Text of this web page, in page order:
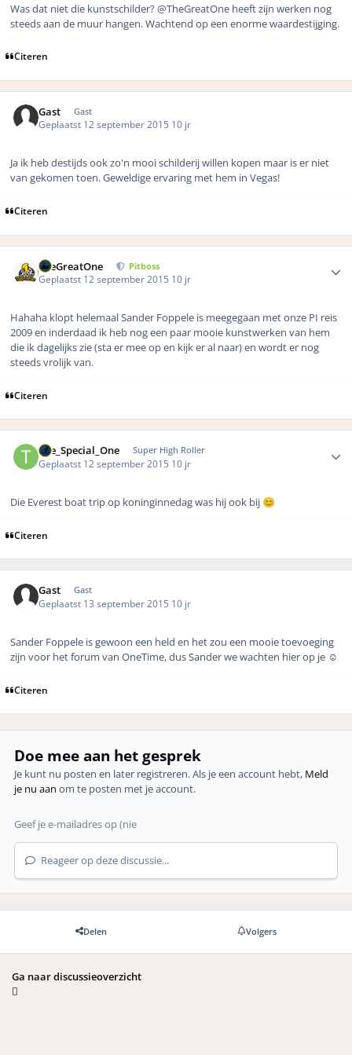
Was dat niet die kunstschilder? @TheGreatOne heeft zijn werken nog
steeds aan de muur hangen. Wachtend op een enorme waardestijging.
Citeren
Gast Gast
Geplaatst 12 september 2015 10 jr
Ja ik heb destijds ook zo'n mooi schilderij willen kopen maar is er niet
van gekomen toen. Geweldige ervaring met hem in Vegas!
Citeren
TheGreatOne Pitboss
Geplaatst 12 september 2015 10 jr
Hahaha klopt helemaal Sander Foppele is meegegaan met onze PI reis
2009 en inderdaad ik heb nog een paar mooie kunstwerken van hem
die ik dagelijks zie (sta er mee op en kijk er al naar) en wordt er nog
steeds vrolijk van.
Citeren
The_Special_One Super High Roller
Geplaatst 12 september 2015 10 jr
Die Everest boat trip op koninginnedag was hij ook bij 😊
Citeren
Gast Gast
Geplaatst 13 september 2015 10 jr
Sander Foppele is gewoon een held en het zou een mooie toevoeging
zijn voor het forum van OneTime, dus Sander we wachten hier op je ☺️
Citeren
Doe mee aan het gesprek
Je kunt nu posten en later registreren. Als je een account hebt, Meld
je nu aan om te posten met je account.
Reageer op deze discussie...
Delen Volgers
Ga naar discussieoverzicht